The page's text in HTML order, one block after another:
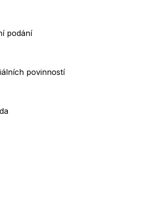
podání
povinností